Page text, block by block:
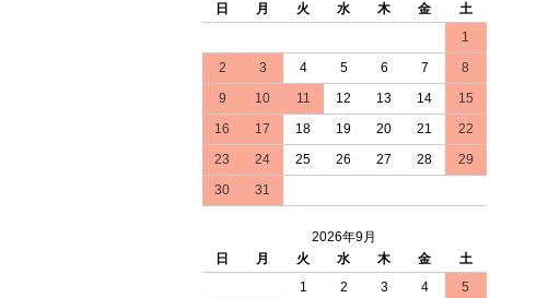
日
月 火 水 木 金
土
1
2
3 4 5 6 7
8
9
10 11 12 13 14
15
16
17 18 19 20 21
22
23
24 25 26 27 28
29
30
31
2026年9月
日
月 火 水 木 金
土
1
2 3 4
5